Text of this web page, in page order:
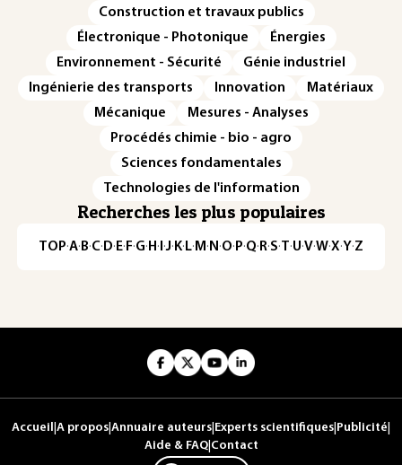
Construction et travaux publics
Électronique - Photonique
Énergies
Environnement - Sécurité
Génie industriel
Ingénierie des transports
Innovation
Matériaux
Mécanique
Mesures - Analyses
Procédés chimie - bio - agro
Sciences fondamentales
Technologies de l'information
Recherches les plus populaires
TOP·A·B·C· D· E· F·G· H · ·J· K· L· M · N ·O· P·Q· R·S·T·U·V·W·X·Y·Z
Accueil A propos Annuaire auteurs Experts scientifiques Publicité
Aide & FAQ| Contact